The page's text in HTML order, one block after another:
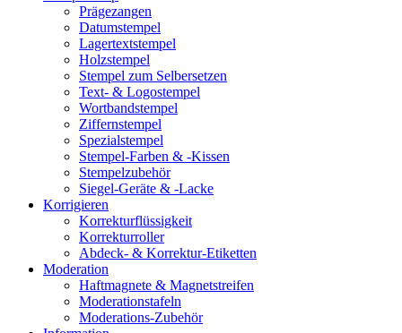
Prägezangen
Datumstempel
Lagertextstempel
Holzstempel
Stempel zum Selbersetzen
Text- & Logostempel
Wortbandstempel
Ziffernstempel
Spezialstempel
Stempel-Farben & -Kissen
Stempelzubehör
Siegel-Geräte & -Lacke
Korrigieren
Korrekturflüssigkeit
Korrekturroller
Abdeck- & Korrektur-Etiketten
Moderation
Haftmagnete & Magnetstreifen
Moderationstafeln
Moderations-Zubehör